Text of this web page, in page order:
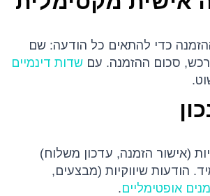
כדי להתאים כל הודעה: שם
סכום ההזמנה. עם שדות דינמיים
(אישור הזמנה, עדכון משלוח)
הודעות שיווקיות (מבצעים,
אופטימליים.